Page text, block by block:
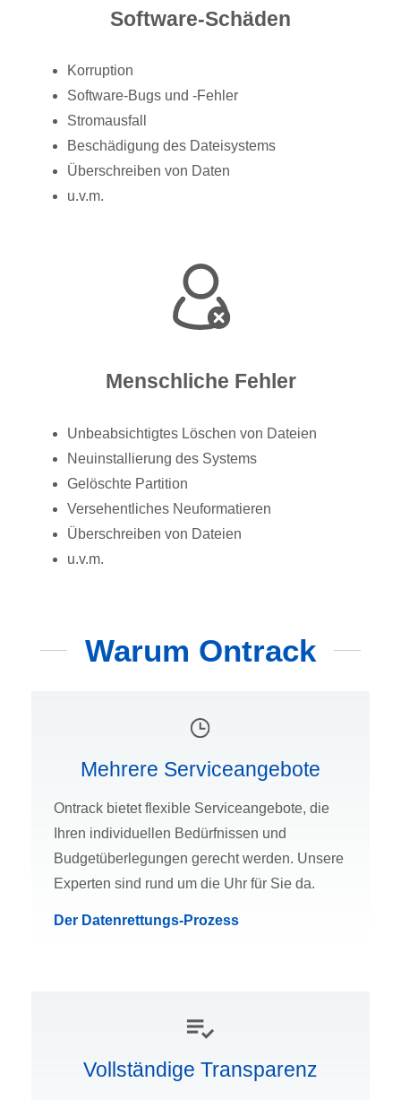
Software-Schäden
Korruption
Software-Bugs und -Fehler
Stromausfall
Beschädigung des Dateisystems
Überschreiben von Daten
u.v.m.
Menschliche Fehler
Unbeabsichtigtes Löschen von Dateien
Neuinstallierung des Systems
Gelöschte Partition
Versehentliches Neuformatieren
Überschreiben von Dateien
u.v.m.
Warum Ontrack
Mehrere Serviceangebote
Ontrack bietet flexible Serviceangebote, die
Ihren individuellen Bedürfnissen und
Budgetüberlegungen gerecht werden. Unsere
Experten sind rund um die Uhr für Sie da.
Der Datenrettungs-Prozess
Vollständige Transparenz